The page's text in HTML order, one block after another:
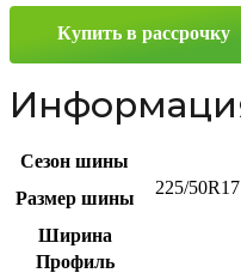
Купить в рассрочку
Сезон шины
Размер шины
225/
Ширина
Профиль